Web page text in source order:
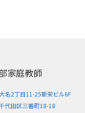
家庭教師
名2丁目11-25新栄ビル6F
代田区三番町18-18